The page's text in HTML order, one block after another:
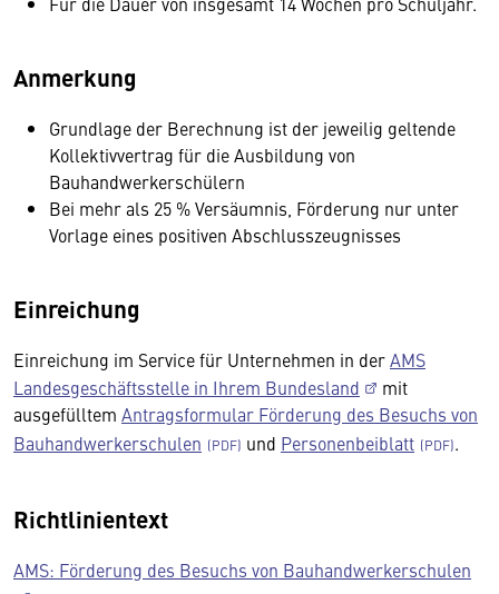
Anmerkung
Grundlage der Berechnung ist der jeweilig geltende
Kollektivvertrag für die Ausbildung von
Bauhandwerkerschülern
Bei mehr als 25 % Versäumnis, Förderung nur unter
Vorlage eines positiven Abschlusszeugnisses
Einreichung
Einreichung im Service für Unternehmen in derAMS
Landesgeschäftsstelle in Ihrem Bundesland
mit
ausgefülltem Antragsformular Förderung des Besuchs von
Bauhandwerkerschulen
und Personenbeiblatt .
Richtlinientext
AMS: Förderung des Besuchs von Bauhandwerkerschulen